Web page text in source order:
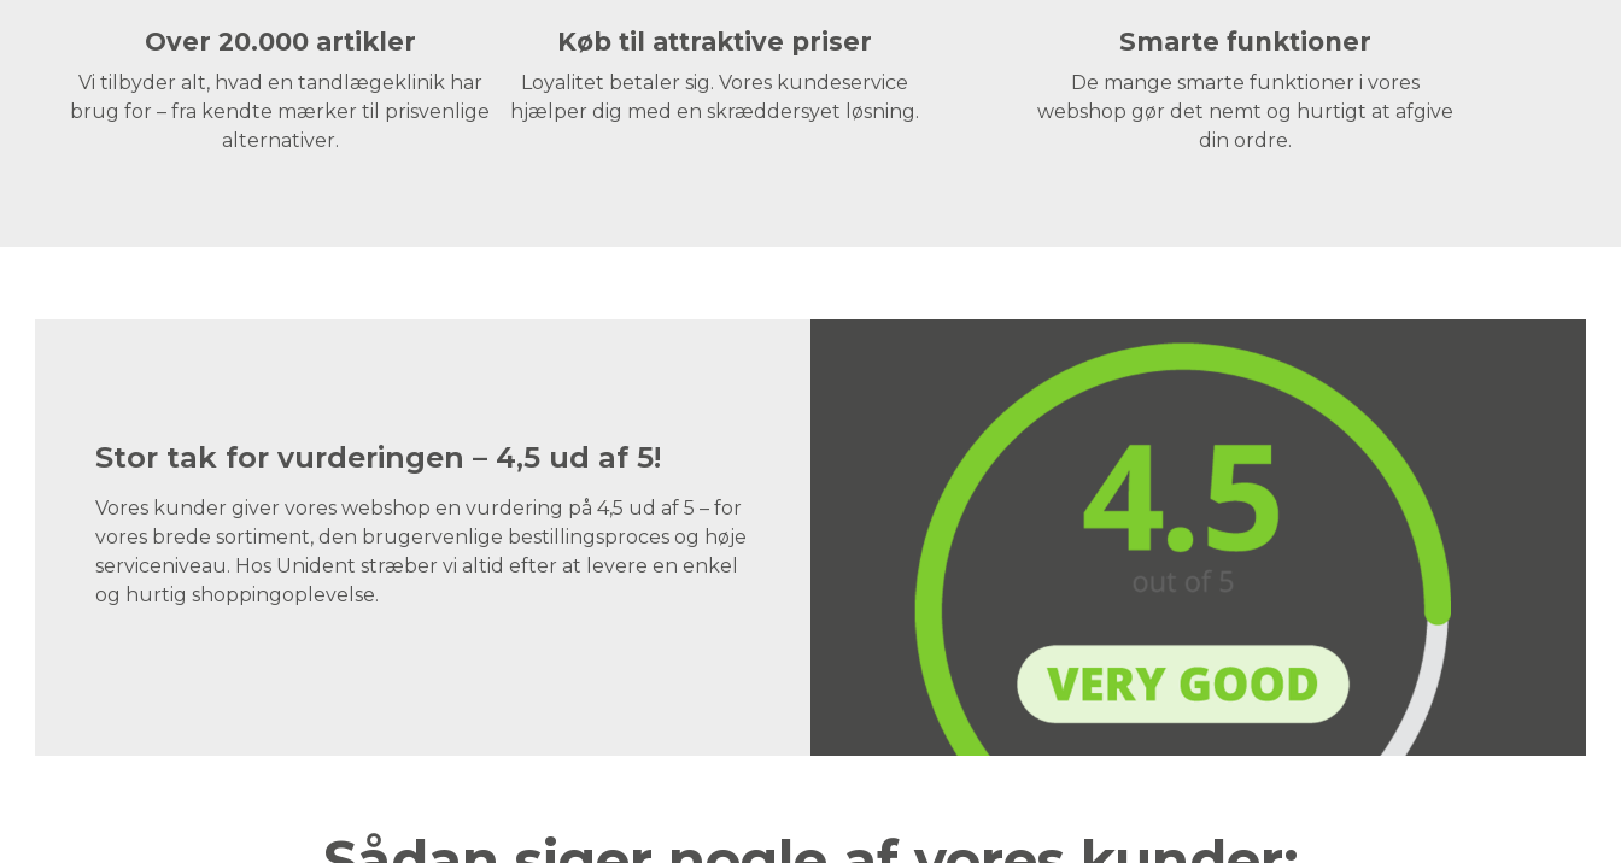
Over 20.000 artikler
Vi tilbyder alt, hvad en tandlægeklinik har
brug for – fra kendte mærker til prisvenlige
alternativer.
Køb til attraktive priser
Loyalitet betaler sig. Vores kundeservice
hjælper dig med en skræddersyet løsning.
Smarte funktioner
De mange smarte funktioner i vores
webshop gør det nemt og hurtigt at afgive
din ordre.
Stor tak for vurderingen – 4,5 ud af 5!
Vores kunder giver vores webshop en vurdering på 4,5 ud af 5 – for
vores brede sortiment, den brugervenlige bestillingsproces og høje
serviceniveau. Hos Unident stræber vi altid efter at levere en enkel
og hurtig shoppingoplevelse.